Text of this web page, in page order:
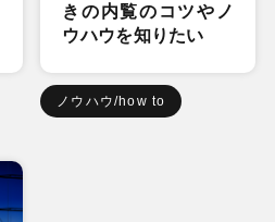
きの内覧のコツやノ
ウハウを知りたい
ノウハウ/how to